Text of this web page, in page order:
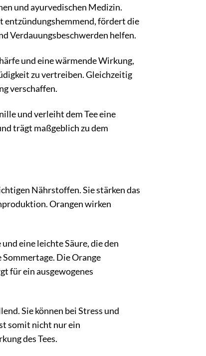
und ayurvedischen Medizin.
entzündungshemmend, fördert die
Verdauungsbeschwerden helfen.
und eine wärmende Wirkung,
zu vertreiben. Gleichzeitig
verschaffen.
und verleiht dem Tee eine
trägt maßgeblich zu dem
Nährstoffen. Sie stärken das
Orangen wirken
eine leichte Säure, die den
Die Orange
für ein ausgewogenes
Sie können bei Stress und
somit nicht nur ein
des Tees.